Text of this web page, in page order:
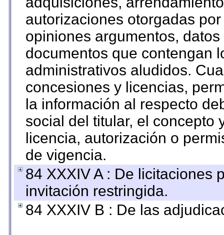
autorizaciones otorgadas
opiniones argumentos,
documentos que contengan
administrativos aludidos.
concesiones y licencias,
la información al respecto
social del titular, el concepto
licencia, autorización o
de vigencia.
84 XXXIV A : De licitaciones
invitación restringida.
84 XXXIV B : De las